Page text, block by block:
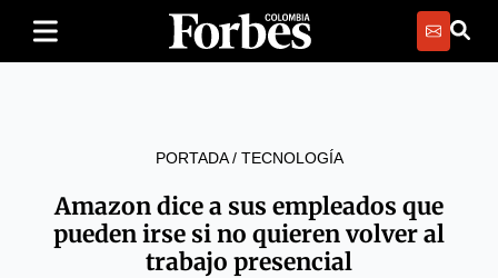
PORTADA/ TECNOLOGÍA
Amazon dice a sus empleados que
pueden irse si no quieren volver al
trabajo presencial